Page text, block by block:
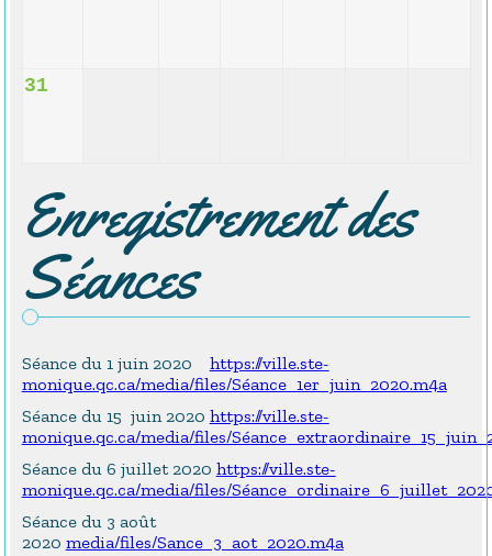
31
Enregistrement des
Séances
Séance du 1 juin 2020 https://ville.ste-
monique.qc.ca/media/files/Séance_1er_juin_2020.m4a
Séance du 15 juin 2020 https://ville.ste-
monique.qc.ca/media/files/
Séance du 6 juillet 2020 https://ville.ste-
monique.qc.ca/media/files/
Séance du 3 août
2020 media/files/Sance_3_aot_2020.m4a